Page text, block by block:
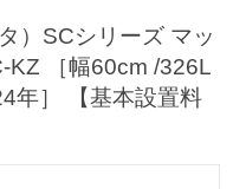
）SCシリーズ マッ
KZ ［幅60cm /326L
年］ 【基本設置料